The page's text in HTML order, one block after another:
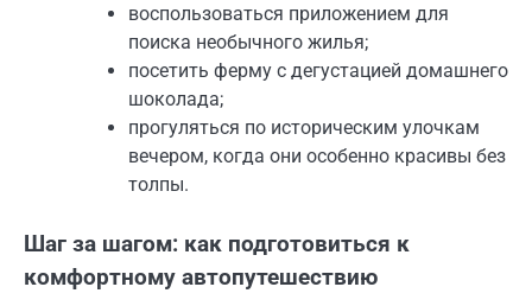
воспользоваться приложением для
поиска необычного жилья;
посетить ферму с дегустацией домашнего
шоколада;
прогуляться по историческим улочкам
вечером, когда они особенно красивы без
толпы.
Шаг за шагом: как подготовиться к
комфортному автопутешествию